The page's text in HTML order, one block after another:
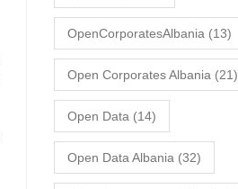
OpenCorporatesAlbania (13)
Open Corporates Albania (21)
Open Data (14)
Open Data Albania (32)